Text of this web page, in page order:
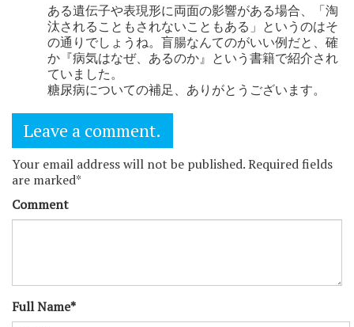
ある遺伝子や表現形に両面の影響がある場合、「淘
汰されることもされないこともある」というのはそ
の通りでしょうね。盲腸なんてのがいい例だと、確
か『病気はなぜ、あるのか』という書籍で紹介され
ていました。
糖尿病についての補足、ありがとうございます。
Leave a comment.
Your email address will not be published. Required fields
are marked*
Comment
Full Name*